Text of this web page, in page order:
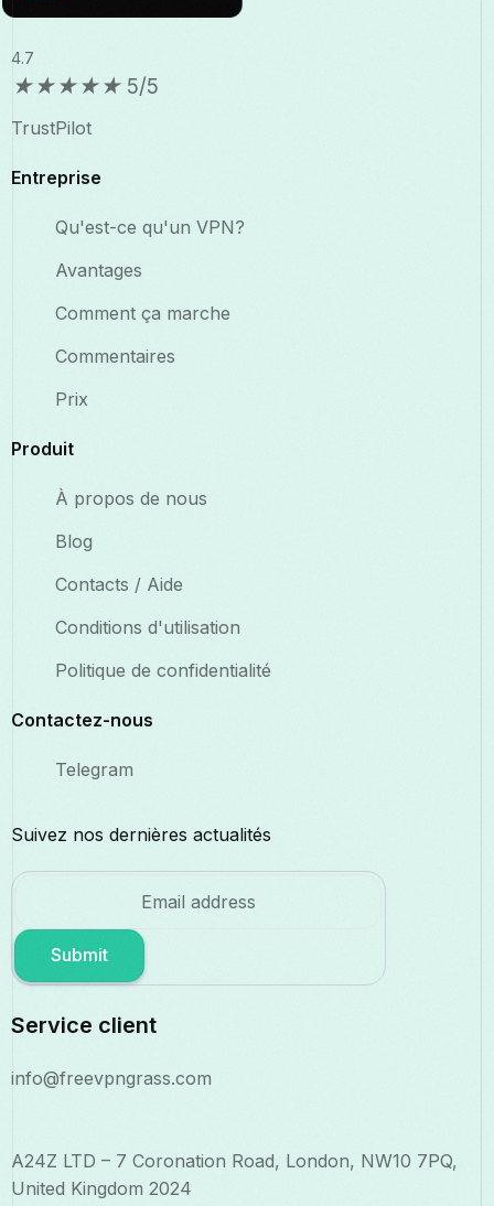
4.7
★★★★★ 5/5
TrustPilot
Entreprise
Qu'est-ce qu'un VPN?
Avantages
Comment ça marche
Commentaires
Prix
Produit
À propos de nous
Blog
Contacts / Aide
Conditions d'utilisation
Politique de confidentialité
Contactez-nous
Telegram
Suivez nos dernières actualités
Submit
Service client
info@freevpngrass.com
A24Z LTD – 7 Coronation Road, London, NW10 7PQ,
United Kingdom 2024